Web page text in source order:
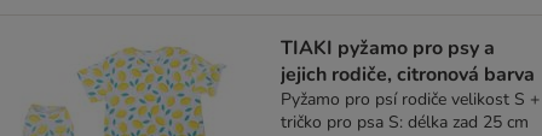
TIAKI pyžamo pro psy a
jejich rodiče, citronová barva
Pyžamo pro psí rodiče velikost S +
tričko pro psa S: délka zad 25 cm